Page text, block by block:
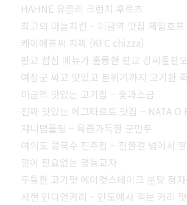
HAHNE 뮤즐리 크런치 후르츠
최고의 마늘치킨 – 미금역 맛집 제일호프
케이에프씨 치짜 (KFC chizza)
판교 점심 메뉴가 훌륭한 판교 강씨돌판
여장군 싸고 맛있고 분위기까지 고기한
미금역 맛있는 고기집 – 숯과소금
진짜 맛있는 에그타르트 맛집 – NATA O
쟈니덤플링 – 육즙가득한 군만두
여의도 콩국수 진주집 – 진한걸 넘어서
말이 필요없는 명동교자
두툼한 고기맛 에이컷스테이크 분당 정자
서현 인디언커리 – 인도에서 먹는 커리